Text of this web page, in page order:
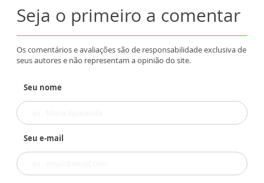
Seja o primeiro a comentar
Os comentários e avaliações são de responsabilidade exclusiva de
seus autores e não representam a opinião do site.
Seu nome
Seu e-mail